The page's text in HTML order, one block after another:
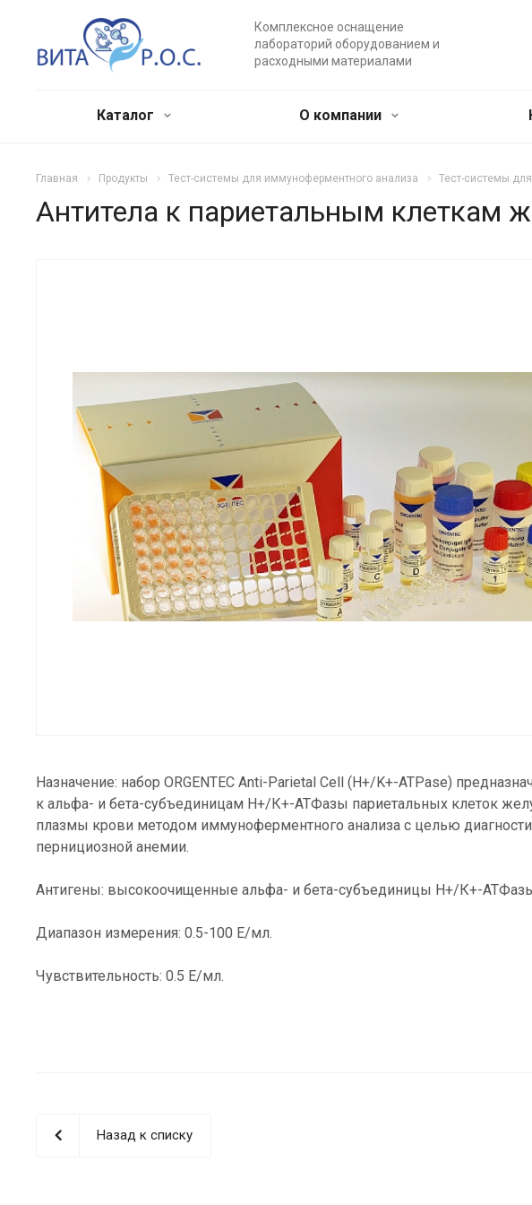
Комплексное оснащение
лабораторий оборудованием и
расходными материалами
Каталог О компании
Главная Продукты Тест-системы для иммуноферментного анализа Тест-системы
Антитела к париетальным клеткам
Назначение: набор ORGENTEC Anti-Parietal Cell (H+/K+-ATPase)
к альфа- и бета-субъединицам Н+/К+-АТФазы париетальных клеток
плазмы крови методом иммуноферментного анализа с целью
пернициозной анемии.
Антигены: высокоочищенные альфа- и бета-субъединицы Н+/К+-
Диапазон измерения: 0.5-100 Е/мл.
Чувствительность: 0.5 Е/мл.
Назад к списку